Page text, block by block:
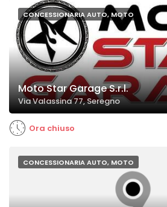
CONCESSIONARIA AUTO, MOTO
Moto Star Garage S.r.l.
Via Valassina 77, Seregno
Ora chiuso
CONCESSIONARIA AUTO, MOTO